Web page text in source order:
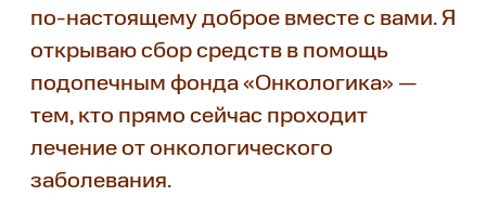
по‑настоящему доброе вместе с вами. Я
открываю сбор средств в помощь
подопечным фонда «Онкологика» —
тем, кто прямо сейчас проходит
лечение от онкологического
заболевания.